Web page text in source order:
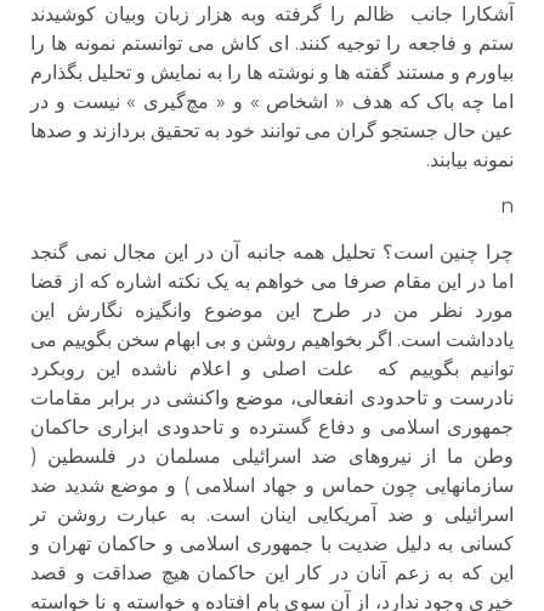
آشکارا جانب ظالم را گرفته وبه هزار زبان وبیان کوشیدند
ستم و فاجعه را توجیه کنند. ای کاش می توانستم نمونه ها را
بیاورم و مستند گفته ها و نوشته ها را به نمایش و تحلیل بگذارم
اما چه باک که هدف « اشخاص » و « مچ‌گیری » نیست و در
عین حال جستجو گران می توانند خود به تحقیق بردازند و صدها
نمونه بیابند.
n
چرا چنین است؟ تحلیل همه جانبه آن در این مجال نمی گنجد
اما در این مقام صرفا می خواهم به یک نکته اشاره که از قضا
مورد نظر من در طرح این موضوع وانگیزه نگارش این
یادداشت است. اگر بخواهیم روشن و بی ابهام سخن بگوییم می
توانیم بگوییم که علت اصلی و اعلام ناشده این روبکرد
نادرست و تاحدودی انفعالی، موضع واکنشی در برابر مقامات
جمهوری اسلامی و دفاع گسترده و تاحدودی ابزاری حاکمان
وطن ما از نیروهای ضد اسرائیلی مسلمان در فلسطین (
سازمانهایی چون حماس و جهاد اسلامی ) و موضع شدید ضد
اسرائیلی و ضد آمریکایی اینان است. به عبارت روشن تر
کسانی به دلیل ضدیت با جمهوری اسلامی و حاکمان تهران و
این که به زعم آنان در کار این حاکمان هیچ صداقت و قصد
خیری وجود ندارد، از آن سوی بام افتاده و خواسته و نا خواسته